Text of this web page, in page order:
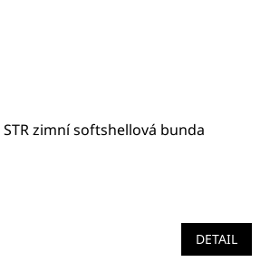
STR zimní softshellová bunda
DETAIL